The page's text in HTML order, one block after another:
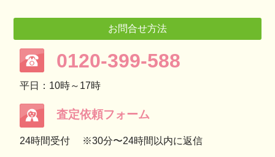
お問合せ方法
0120-399-588
平日：10時～17時
査定依頼フォーム
24時間受付 ※30分〜24時間以内に返信